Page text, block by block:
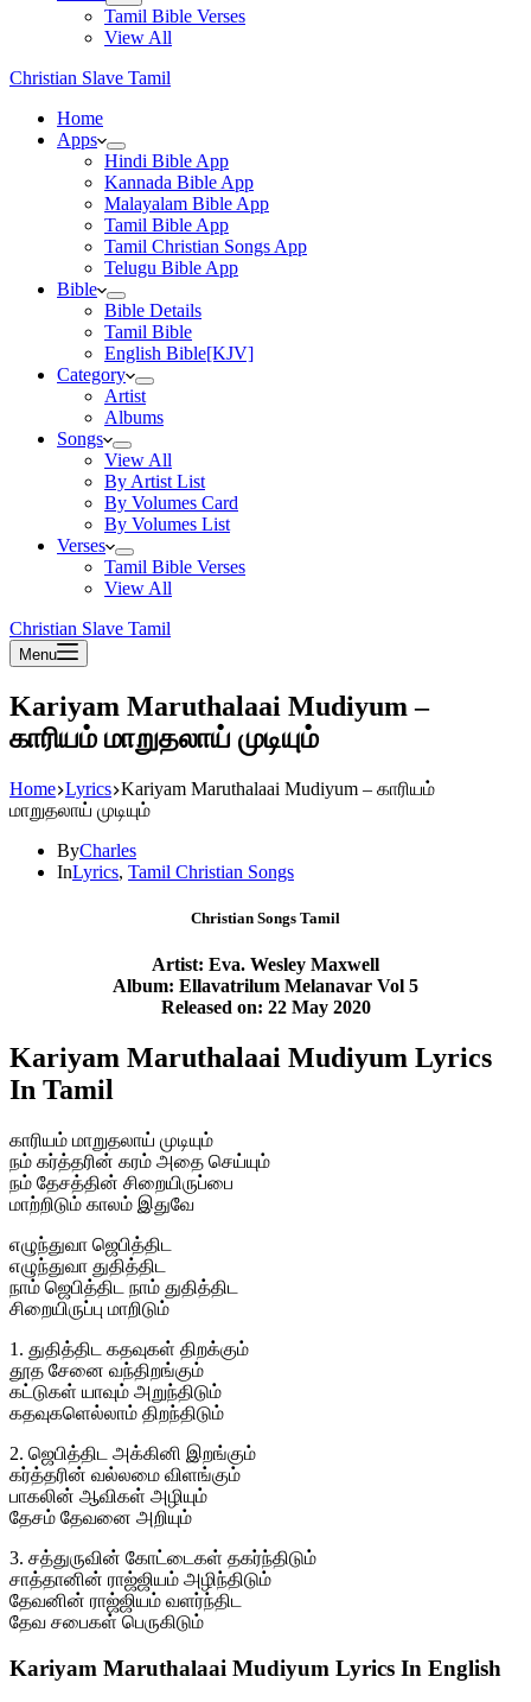
Tamil Bible Verses
View All
Christian Slave Tamil
Home
Apps
Hindi Bible App
Kannada Bible App
Malayalam Bible App
Tamil Bible App
Tamil Christian Songs App
Telugu Bible App
Bible
Bible Details
Tamil Bible
English Bible[KJV]
Category
Artist
Albums
Songs
View All
By Artist List
By Volumes Card
By Volumes List
Verses
Tamil Bible Verses
View All
Christian Slave Tamil
Menu
Kariyam Maruthalaai Mudiyum –
காரியம் மாறுதலாய் முடியும்
Home Lyrics Kariyam Maruthalaai Mudiyum – காரியம்
மாறுதலாய் முடியும்
ByCharles
InLyrics, Tamil Christian Songs
Christian Songs Tamil
Artist: Eva. Wesley Maxwell
Album: Ellavatrilum Melanavar Vol 5
Released on: 22 May 2020
Kariyam Maruthalaai Mudiyum Lyrics
In Tamil
காரியம் மாறுதலாய் முடியும்
நம் கர்த்தரின் கரம் அதை செய்யும்
நம் தேசத்தின் சிறையிருப்பை
மாற்றிடும் காலம் இதுவே
எழுந்துவா ஜெபித்திட
எழுந்துவா துதித்திட
நாம் ஜெபித்திட நாம் துதித்திட
சிறையிருப்பு மாறிடும்
1. துதித்திட கதவுகள் திறக்கும்
தூத சேனை வந்திறங்கும்
கட்டுகள் யாவும் அறுந்திடும்
கதவுகளெல்லாம் திறந்திடும்
2. ஜெபித்திட அக்கினி இறங்கும்
கர்த்தரின் வல்லமை விளங்கும்
பாகலின் ஆவிகள் அழியும்
தேசம் தேவனை அறியும்
3. சத்துருவின் கோட்டைகள் தகர்ந்திடும்
சாத்தானின் ராஜ்ஜியம் அழிந்திடும்
தேவனின் ராஜ்ஜியம் வளர்ந்திட
தேவ சபைகள் பெருகிடும்
Kariyam Maruthalaai Mudiyum Lyrics In English